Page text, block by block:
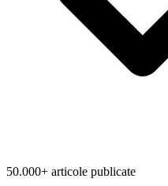
50.000+ articole publicate